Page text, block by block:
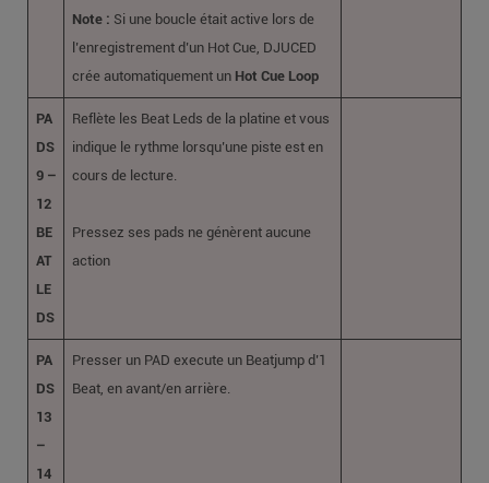
Note : Si une boucle était active lors de
l’enregistrement d’un Hot Cue, DJUCED
crée automatiquement un Hot Cue Loop
PA
DS
9 –
12
BE
AT
LE
DS
Reflète les Beat Leds de la platine et vous
indique le rythme lorsqu’une piste est en
cours de lecture.
Pressez ses pads ne génèrent aucune
action
PA
DS
13
–
14
Presser un PAD execute un Beatjump d’1
Beat, en avant/en arrière.